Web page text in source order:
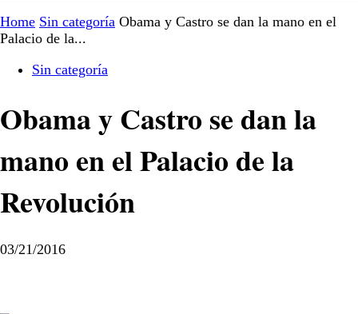
Home Sin categoría Obama y Castro se dan la mano en el
Palacio de la...
Sin categoría
Obama y Castro se dan la
mano en el Palacio de la
Revolución
03/21/2016